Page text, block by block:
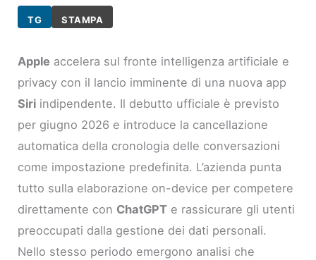
TG STAMPA
Apple accelera sul fronte intelligenza artificiale e
privacy con il lancio imminente di una nuova app
Siri indipendente. Il debutto ufficiale è previsto
per giugno 2026 e introduce la cancellazione
automatica della cronologia delle conversazioni
come impostazione predefinita. L’azienda punta
tutto sulla elaborazione on-device per competere
direttamente con ChatGPT e rassicurare gli utenti
preoccupati dalla gestione dei dati personali.
Nello stesso periodo emergono analisi che